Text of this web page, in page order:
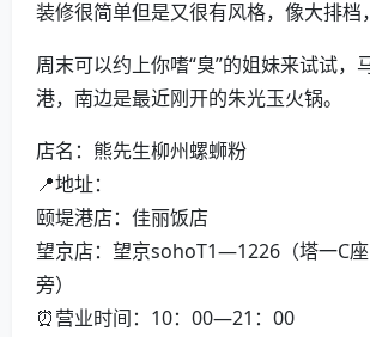
装修很简单但是又很有风格，像大排档
周末可以约上你嗜“臭”的姐妹来试试，
港，南边是最近刚开的朱光玉火锅。
店名：熊先生柳州螺蛳粉
📍地址：
颐堤港店：佳丽饭店
望京店：望京sohoT1—1226（塔一C
旁）
⏰营业时间：10：00—21：00